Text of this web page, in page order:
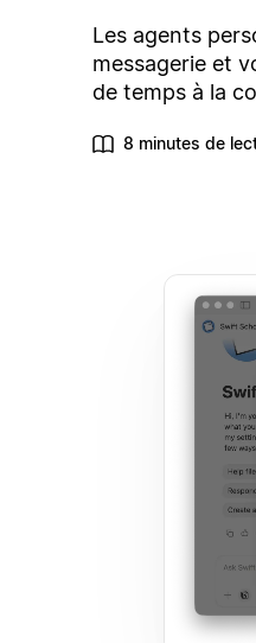
Les agents
messagerie et
de temps à la
8 minutes de